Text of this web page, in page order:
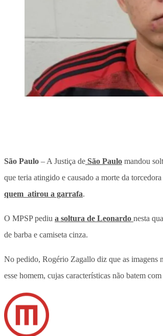
São Paulo – A Justiça de São Paulo mandou
que teria atingido e causado a morte da
quem atirou a garrafa.
O MPSP pediu a soltura de Leonardo nesta
de barba e camiseta cinza.
No pedido, Rogério Zagallo diz que as imagens
esse homem, cujas características não batem